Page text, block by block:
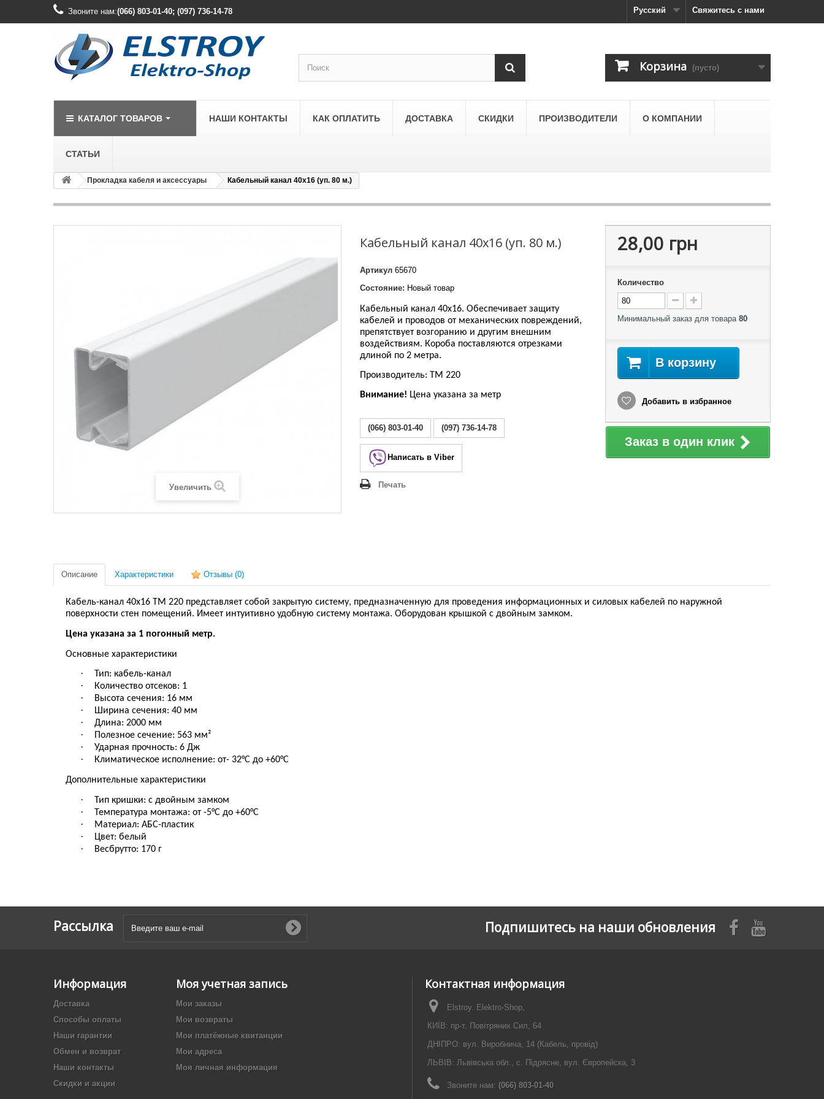
Свяжитесь с нами
Звоните нам:(066) 803-01-40; (097) 736-14-78 Русский
Корзина (пусто)
КАТАЛОГ ТОВАРОВ
LEGRAND
Legrand Valena Allure
НАШИ КОНТАКТЫ КАК ОПЛАТИТЬ ДОСТАВКА СКИДКИ ПРОИЗВОДИТЕЛИ О КОМПАНИИ
СТАТЬИ
Прокладка кабеля и аксессуары Кабельный канал 40х16 (уп. 80 м.)
Увеличить
Кабельный канал 40х16 (уп. 80 м.)
Артикул 65670
Состояние: Новый товар
Кабельный канал 40х16. Обеспечивает защиту
кабелей и проводов от механических повреждений,
препятствует возгоранию и другим внешним
воздействиям. Короба поставляются отрезками
длиной по 2 метра.
Производитель: ТМ 220
Внимание! Цена указана за метр
(066) 803-01-40 (097) 736-14-78
Написать в Viber
Печать
28,00 грн
Количество
Минимальный заказ для товара 80
В корзину
Добавить в избранное
Заказ в один клик
Описание Характеристики Отзывы (0)
Кабель-канал 40х16 TМ 220 представляет собой закрытую систему, предназначенную для проведения информационных и силовых кабелей по наружной
поверхности стен помещений. Имеет интуитивно удобную систему монтажа. Оборудован крышкой с двойным замком.
Цена указана за 1 погонный метр.
Основные характеристики
· Тип: кабель-канал
· Количество отсеков: 1
· Высота сечения: 16 мм
· Ширина сечения: 40 мм
· Длина: 2000 мм
· Полезное сечение: 563 мм²
· Ударная прочность: 6 Дж
· Климатическое исполнение: от- 32°С до +60°С
Дополнительные характеристики
· Тип кришки: с двойным замком
· Температура монтажа: от -5°С до +60°С
· Материал: АБС-пластик
· Цвет: белый
· Весбрутто: 170 г
Рассылка Подпишитесь на наши обновления
Информация
Доставка
Способы оплаты
Наши гарантии
Обмен и возврат
Наши контакты
Скидки и акции
Моя учетная запись
Мои заказы
Мои возвраты
Мои платёжные квитанции
Мои адреса
Моя личная информация
Контактная информация
Elstroy. Elektro-Shop,
КИЇВ: пр-т. Повітряних Сил, 64
ДНІПРО: вул. Виробнича, 14 (Кабель, провід)
ЛЬВІВ: Львівська обл., с. Підрясне, вул. Європейска, 3
Звоните нам: (066) 803-01-40